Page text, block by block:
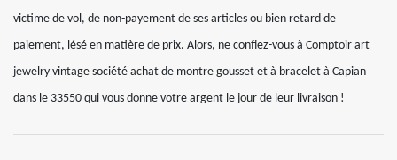
victime de vol, de non-payement de ses articles ou bien retard de
paiement, lésé en matière de prix. Alors, ne confiez-vous à Comptoir art
jewelry vintage société achat de montre gousset et à bracelet à Capian
dans le 33550 qui vous donne votre argent le jour de leur livraison !